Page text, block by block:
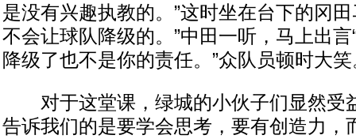
是没有兴趣执教的。”这时坐在台下的冈
不会让球队降级的。”中田一听，马上出言
降级了也不是你的责任。”众队员顿时大
对于这堂课，绿城的小伙子们显然受
告诉我们的是要学会思考，要有创造力，